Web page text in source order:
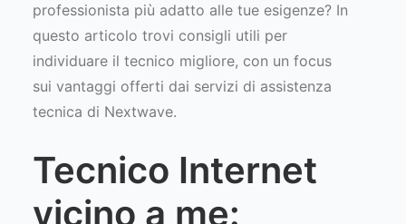
professionista più adatto alle tue esigenze? In
questo articolo trovi consigli utili per
individuare il tecnico migliore, con un focus
sui vantaggi offerti dai servizi di assistenza
tecnica di Nextwave.
Tecnico Internet
vicino a me: